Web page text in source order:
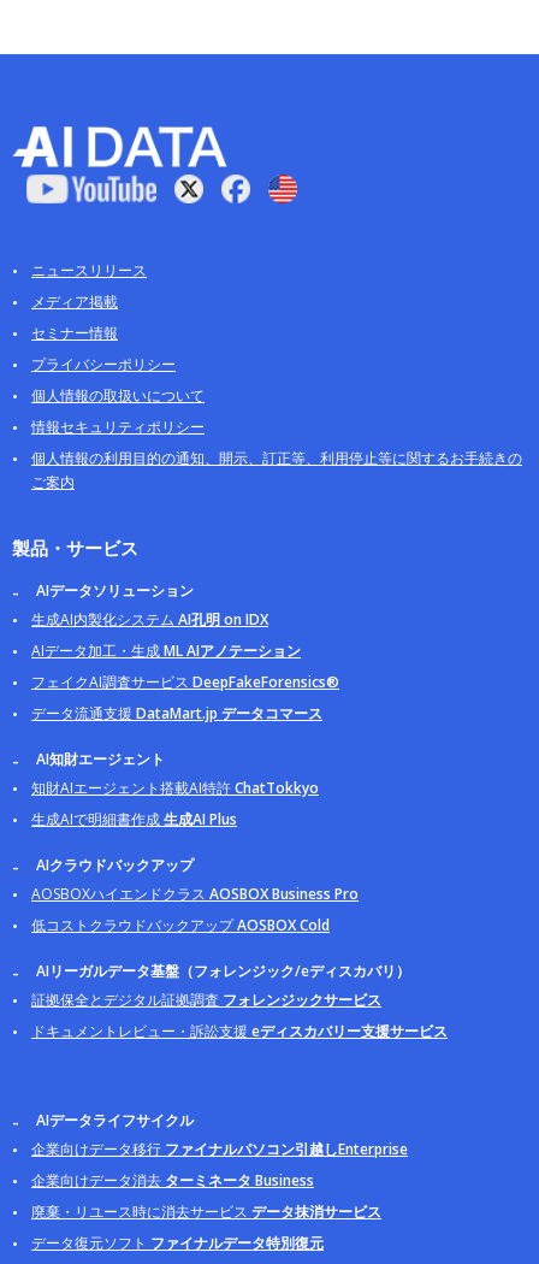
ニュースリリース
メディア掲載
セミナー情報
プライバシーポリシー
個人情報の取扱いについて
情報セキュリティポリシー
個人情報の利用目的の通知、開示、訂正等、利用停止等に関するお手続きの
ご案内
製品・サービス
AIデータソリューション
生成AI内製化システム AI孔明 on IDX
AIデータ加工・生成ML AIアノテーション
フェイクAI調査サービス DeepFakeForensics®
データ流通支援DataMart.jp データコマース
AI知財エージェント
知財AIエージェント搭載AI特許ChatTokkyo
生成AIで明細書作成生成AI Plus
AIクラウドバックアップ
AOSBOXハイエンドクラス AOSBOX Business Pro
低コストクラウドバックアップAOSBOX Cold
AIリーガルデータ基盤（フォレンジック/eディスカバリ）
証拠保全とデジタル証拠調査 フォレンジックサービス
ドキュメントレビュー・訴訟支援eディスカバリー支援サービス
AIデータライフサイクル
企業向けデータ移行 ファイナルパソコン引越しEnterprise
企業向けデータ消去 ターミネータ Business
廃棄・リユース時に消去サービス データ抹消サービス
データ復元ソフト ファイナルデータ特別復元